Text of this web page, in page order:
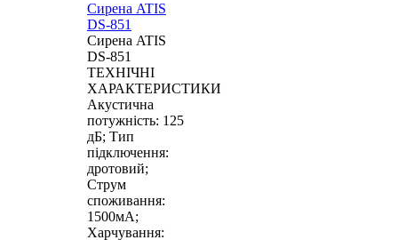
Сирена ATIS
DS-851
Сирена ATIS
DS-851
ТЕХНІЧНІ
ХАРАКТЕРИСТИКИ
Акустична
потужність: 125
дБ; Тип
підключення:
дротовий;
Струм
споживання:
1500мA;
Харчування: